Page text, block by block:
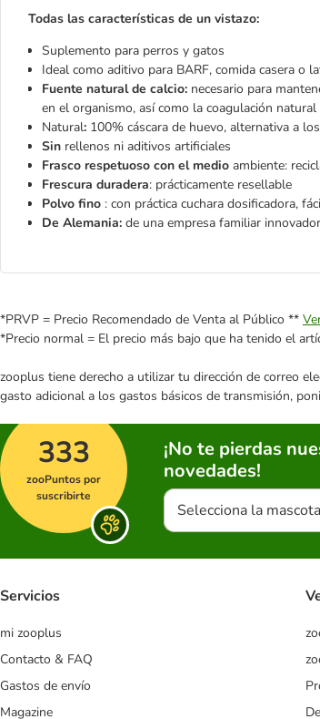
Todas las características de un vistazo:
Suplemento para perros y gatos
Ideal como aditivo para BARF, comida casera o
Fuente natural de calcio: necesario para
en el organismo, así como la coagulación
Natural: 100% cáscara de huevo, alternativa a
Sin rellenos ni aditivos artificiales
Frasco respetuoso con el medio ambiente:
Frescura duradera: prácticamente resellable
Polvo fino : con práctica cuchara dosificadora,
De Alemania: de una empresa familiar
*PRVP = Precio Recomendado de Venta al Público **
*Precio normal = El precio más bajo que ha tenido el
zooplus tiene derecho a utilizar tu dirección de correo
gasto adicional a los gastos básicos de transmisión,
333
zooPuntos por
suscribirte
¡No te pierdas
novedades!
Selecciona la mascota
Servicios
mi zooplus
Contacto & FAQ
Gastos de envío
Magazine